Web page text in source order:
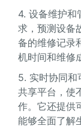
4. 设备维护和
求，预测设备
备的维修记录
机时间和维修
5. 实时协同和
共享平台，使
作。它还提供
能够全面了解